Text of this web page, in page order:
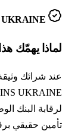
يهمّك هذا
حقيقي برقم